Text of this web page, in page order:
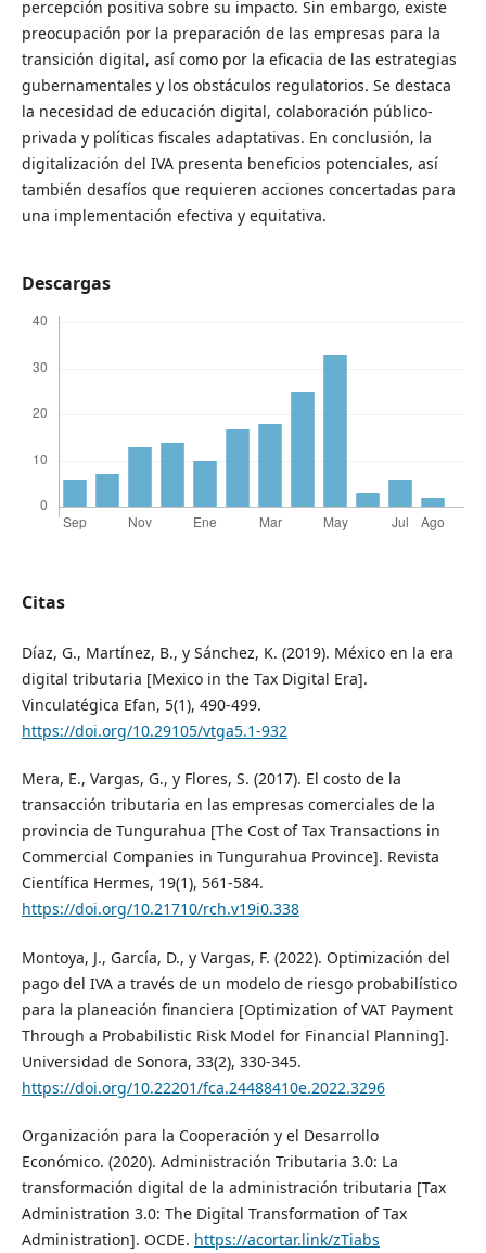
percepción positiva sobre su impacto. Sin embargo, existe
preocupación por la preparación de las empresas para la
transición digital, así como por la eficacia de las estrategias
gubernamentales y los obstáculos regulatorios. Se destaca
la necesidad de educación digital, colaboración público-
privada y políticas fiscales adaptativas. En conclusión, la
digitalización del IVA presenta beneficios potenciales, así
también desafíos que requieren acciones concertadas para
una implementación efectiva y equitativa.
Descargas
Citas
Díaz, G., Martínez, B., y Sánchez, K. (2019). México en la era
digital tributaria [Mexico in the Tax Digital Era].
Vinculatégica Efan, 5(1), 490-499.
https://doi.org/10.29105/vtga5.1-932
Mera, E., Vargas, G., y Flores, S. (2017). El costo de la
transacción tributaria en las empresas comerciales de la
provincia de Tungurahua [The Cost of Tax Transactions in
Commercial Companies in Tungurahua Province]. Revista
Científica Hermes, 19(1), 561-584.
https://doi.org/10.21710/rch.v19i0.338
Montoya, J., García, D., y Vargas, F. (2022). Optimización del
pago del IVA a través de un modelo de riesgo probabilístico
para la planeación financiera [Optimization of VAT Payment
Through a Probabilistic Risk Model for Financial Planning].
Universidad de Sonora, 33(2), 330-345.
https://doi.org/10.22201/fca.24488410e.2022.3296
Organización para la Cooperación y el Desarrollo
Económico. (2020). Administración Tributaria 3.0: La
transformación digital de la administración tributaria [Tax
Administration 3.0: The Digital Transformation of Tax
Administration]. OCDE. https://acortar.link/zTiabs